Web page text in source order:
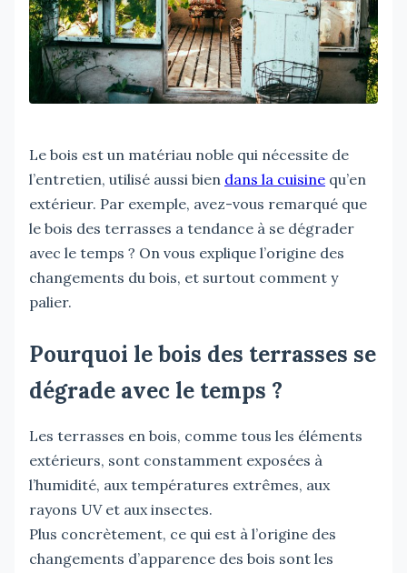
Le bois est un matériau noble qui nécessite de
l’entretien, utilisé aussi bien dans la cuisine qu’en
extérieur. Par exemple, avez-vous remarqué que
le bois des terrasses a tendance à se dégrader
avec le temps ? On vous explique l’origine des
changements du bois, et surtout comment y
palier.
Pourquoi le bois des terrasses se
dégrade avec le temps ?
Les terrasses en bois, comme tous les éléments
extérieurs, sont constamment exposées à
l’humidité, aux températures extrêmes, aux
rayons UV et aux insectes.
Plus concrètement, ce qui est à l’origine des
changements d’apparence des bois sont les